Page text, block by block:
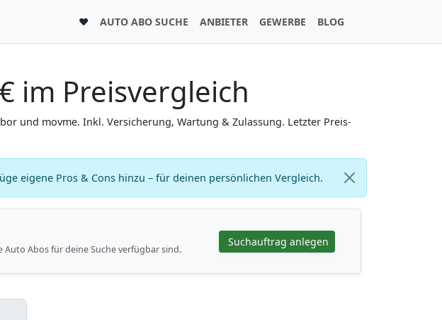
♥ AUTO ABO SUCHE ANBIETER GEWERBE BLOG
im Preisvergleich
und movme. Inkl. Versicherung, Wartung & Zulassung. Letzter Preis-
eigene Pros & Cons hinzu – für deinen persönlichen Vergleich.
Abos für deine Suche verfügbar sind.
Suchauftrag anlegen